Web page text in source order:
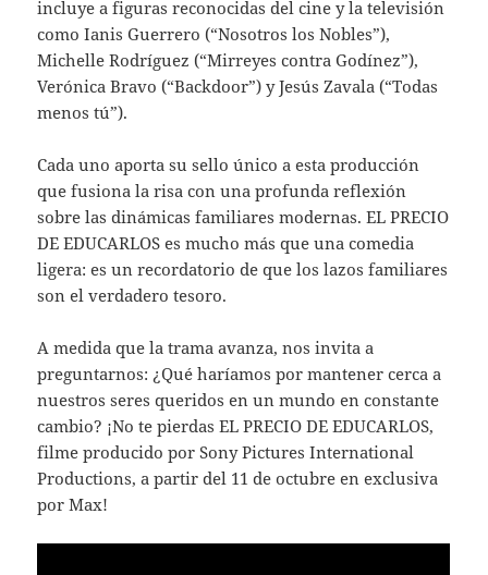
incluye a figuras reconocidas del cine y la televisión
como Ianis Guerrero (“Nosotros los Nobles”),
Michelle Rodríguez (“Mirreyes contra Godínez”),
Verónica Bravo (“Backdoor”) y Jesús Zavala (“Todas
menos tú”).
Cada uno aporta su sello único a esta producción
que fusiona la risa con una profunda reflexión
sobre las dinámicas familiares modernas. EL PRECIO
DE EDUCARLOS es mucho más que una comedia
ligera: es un recordatorio de que los lazos familiares
son el verdadero tesoro.
A medida que la trama avanza, nos invita a
preguntarnos: ¿Qué haríamos por mantener cerca a
nuestros seres queridos en un mundo en constante
cambio? ¡No te pierdas EL PRECIO DE EDUCARLOS,
filme producido por Sony Pictures International
Productions, a partir del 11 de octubre en exclusiva
por Max!